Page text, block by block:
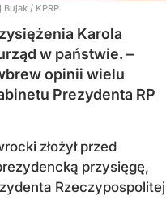
Bujak / KPRP
Karola
w państwie. –
opinii wielu
Prezydenta RP
złożył przed
przysięgę,
Rzeczypospolitej